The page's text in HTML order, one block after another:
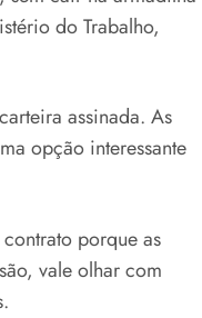
do Trabalho,
assinada. As
opção interessante
porque as
vale olhar com